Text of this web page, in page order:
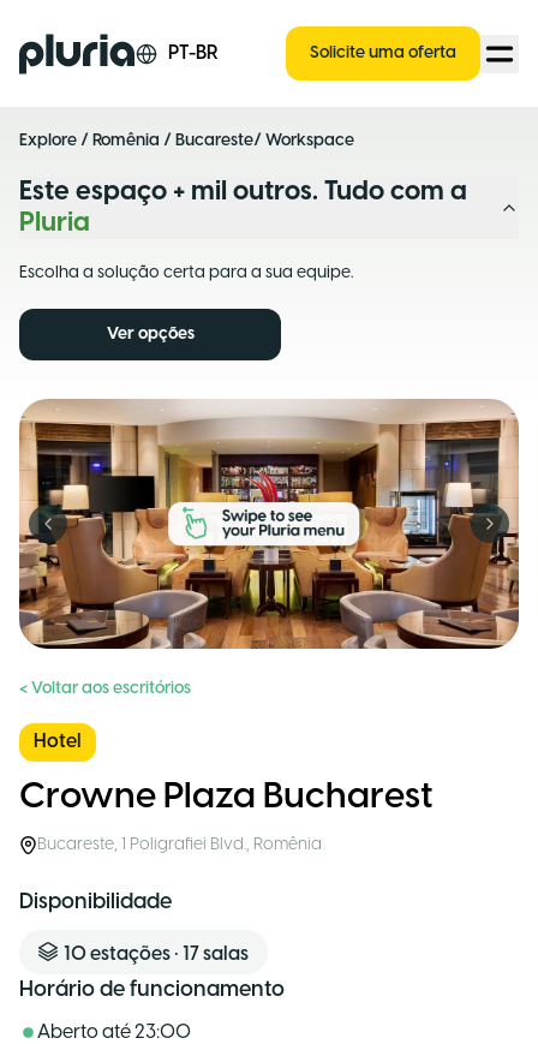
Logo Pluria PT-BR Solicite uma oferta
Explore / Romênia / Bucareste/ Workspace
Este espaço + mil outros. Tudo com a
Pluria
Escolha a solução certa para a sua equipe.
Ver opções
Previous slide Next
< Voltar aos escritórios
Hotel
Crowne Plaza Bucharest
Bucareste, 1 Poligrafiei Blvd., Romênia
Disponibilidade
10estações • 17 salas
Horário de funcionamento
Aberto até23:00